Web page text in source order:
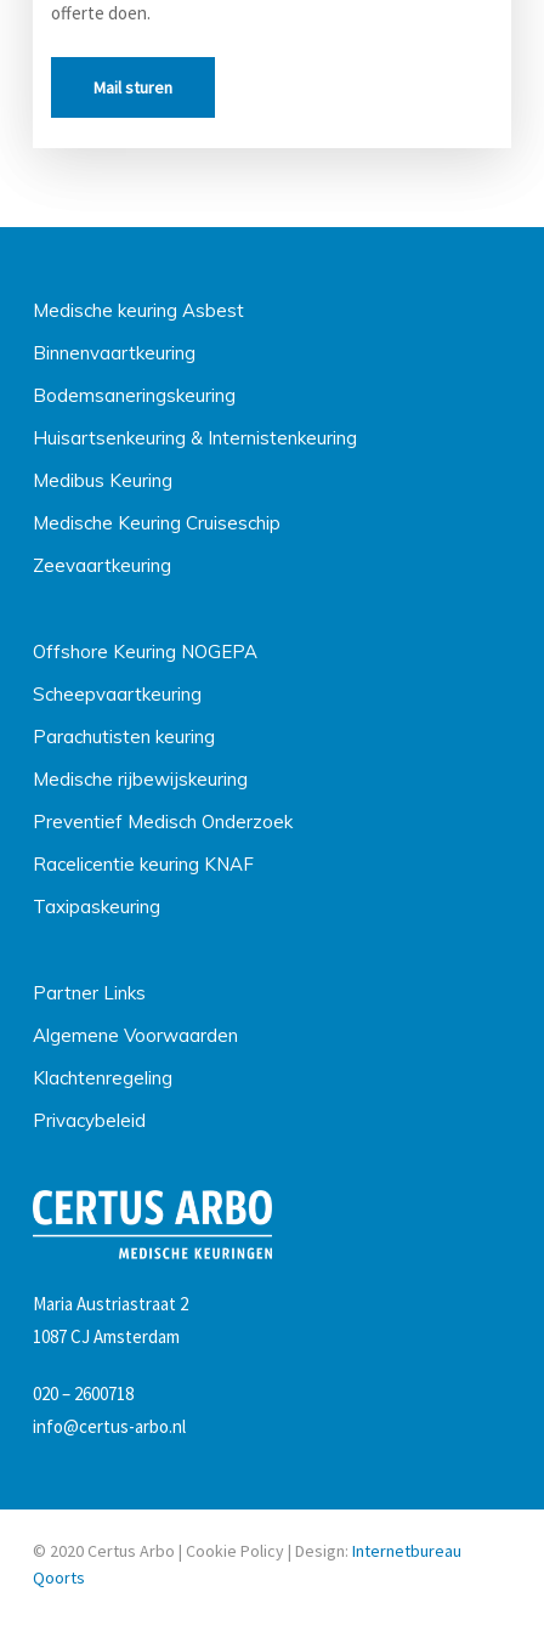
offerte doen.
Mail sturen
Medische keuring Asbest
Binnenvaartkeuring
Bodemsaneringskeuring
Huisartsenkeuring & Internistenkeuring
Medibus Keuring
Medische Keuring Cruiseschip
Zeevaartkeuring
Offshore Keuring NOGEPA
Scheepvaartkeuring
Parachutisten keuring
Medische rijbewijskeuring
Preventief Medisch Onderzoek
Racelicentie keuring KNAF
Taxipaskeuring
Partner Links
Algemene Voorwaarden
Klachtenregeling
Privacybeleid
Maria Austriastraat 2
1087 CJ Amsterdam
020 – 2600718
info@certus-arbo.nl
© 2020 Certus Arbo | Cookie Policy | Design: Internetbureau
Qoorts